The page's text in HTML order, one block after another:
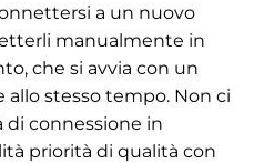
a un nuovo
manualmente in
che si avvia con un
stesso tempo. Non ci
connessione in
priorità di qualità con